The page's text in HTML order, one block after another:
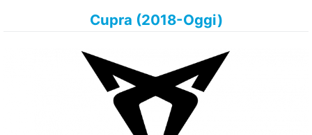
Cupra (2018-Oggi)